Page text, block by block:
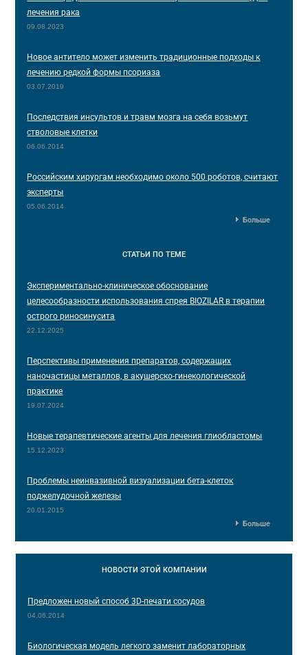
лечения рака
09.08.2023
Новое антитело может изменить традиционные подходы к
лечению редкой формы псориаза
03.07.2019
Последствия инсультов и травм мозга на себя возьмут
стволовые клетки
06.06.2014
Российским хирургам необходимо около 500 роботов, считают
эксперты
05.06.2014
Больше
СТАТЬИ ПО ТЕМЕ
Экспериментально-клиническое обоснование
целесообразности использования спрея BIOZILAR в терапии
острого риносинусита
22.12.2025
Перспективы применения препаратов, содержащих
наночастицы металлов, в акушерско-гинекологической
практике
19.07.2024
Новые терапевтические агенты для лечения глиобластомы
15.12.2023
Проблемы неинвазивной визуализации бета-клеток
поджелудочной железы
20.01.2015
Больше
НОВОСТИ ЭТОЙ КОМПАНИИ
Предложен новый способ 3D-печати сосудов
04.06.2014
Биологическая модель легкого заменит лабораторных